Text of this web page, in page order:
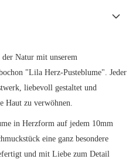
der Natur mit unserem
"Lila Herz-Pusteblume". Jeder
liebevoll gestaltet und
Haut zu verwöhnen.
in Herzform auf jedem 10mm
eine ganz besondere
und mit Liebe zum Detail